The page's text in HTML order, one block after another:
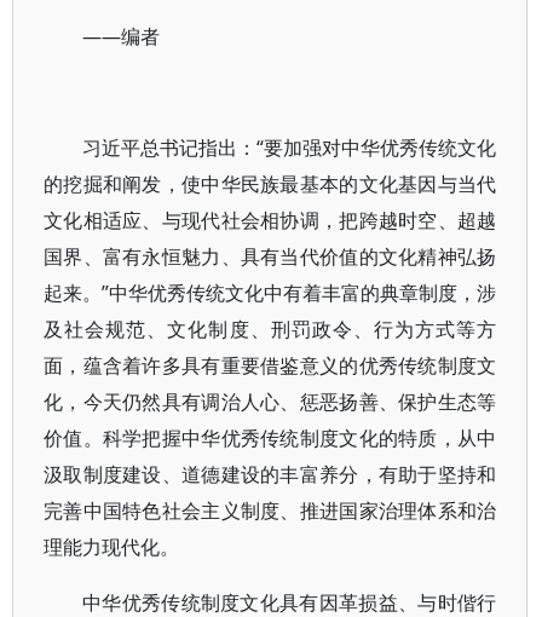
——编者
习近平总书记指出：“要加强对中华优秀传统文化
的挖掘和阐发，使中华民族最基本的文化基因与当代
文化相适应、与现代社会相协调，把跨越时空、超越
国界、富有永恒魅力、具有当代价值的文化精神弘扬
起来。”中华优秀传统文化中有着丰富的典章制度，涉
及社会规范、文化制度、刑罚政令、行为方式等方
面，蕴含着许多具有重要借鉴意义的优秀传统制度文
化，今天仍然具有调治人心、惩恶扬善、保护生态等
价值。科学把握中华优秀传统制度文化的特质，从中
汲取制度建设、道德建设的丰富养分，有助于坚持和
完善中国特色社会主义制度、推进国家治理体系和治
理能力现代化。
中华优秀传统制度文化具有因革损益、与时偕行